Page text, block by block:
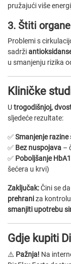
pružajući više
3. Štiti
Problemi s
sadrži
u smanjenju rizika
Kliničke
Utrogodišnjoj,
sljedeće rezultate:
✅Smanjenje razine
✅ Bez nuspojava –
✅ Poboljšanje
šećera u krvi)
Zaključak:Čini se
prehraniza
smanjiti upotrebu
Gdje kupiti
⚠️ Pažnja! Na